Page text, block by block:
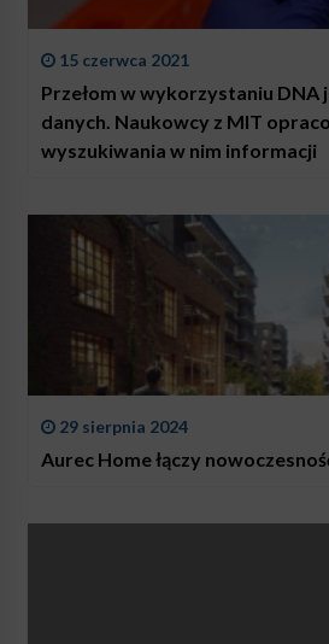
15 czerwca 2021
Przełom w wykorzystaniu DNA
danych. Naukowcy z MIT
wyszukiwania w nim informacji
29 sierpnia 2024
Aurec Home łączy